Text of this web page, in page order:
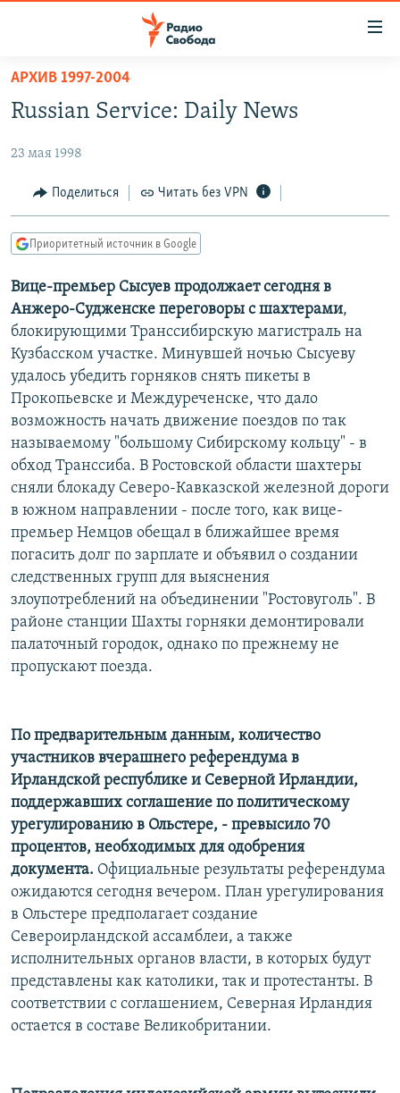
упрощенного
доступа
содержанию
Вернутся
навигации
Вернутся
поиску
АВТОРСКИЕ ПРОЕКТЫ
ЦИТАТЫ СВОБОДЫ
КУЛЬТУРА
IDEL.РЕАЛИИ
КАВКАЗ.РЕАЛИИ
СЕВЕР.РЕАЛИИ
СИБИРЬ.РЕАЛИИ
РАСПИСАНИЕ ВЕЩАНИЯ
ПОДПИШИТЕСЬ НА РАССЫЛКУ
СОЦИАЛЬНЫЕ СЕТИ
Все сайты РСЕ/РС
АРХИВ 1997-2004
Russian Service: Daily News
23 мая 1998
Поделиться Читать без VPN
Приоритетный источник в Google
Вице-премьер Сысуев продолжает сегодня в
Анжеро-Судженске переговоры с шахтерами,
блокирующими Транссибирскую магистраль на
Кузбасском участке. Минувшей ночью Сысуеву
удалось убедить горняков снять пикеты в
Прокопьевске и Междуреченске, что дало
возможность начать движение поездов по так
называемому "большому Сибирскому кольцу" - в
обход Транссиба. В Ростовской области шахтеры
сняли блокаду Северо-Кавказской железной дороги
в южном направлении - после того, как вице-
премьер Немцов обещал в ближайшее время
погасить долг по зарплате и объявил о создании
следственных групп для выяснения
злоупотреблений на объединении "Ростовуголь". В
районе станции Шахты горняки демонтировали
палаточный городок, однако по прежнему не
пропускают поезда.
По предварительным данным, количество
участников вчерашнего референдума в
Ирландской республике и Северной Ирландии,
поддержавших соглашение по политическому
урегулированию в Ольстере, - превысило 70
процентов, необходимых для одобрения
документа. Официальные результаты референдума
ожидаются сегодня вечером. План урегулирования
в Ольстере предполагает создание
Североирландской ассамблеи, а также
исполнительных органов власти, в которых будут
представлены как католики, так и протестанты. В
соответствии с соглашением, Северная Ирландия
остается в составе Великобритании.